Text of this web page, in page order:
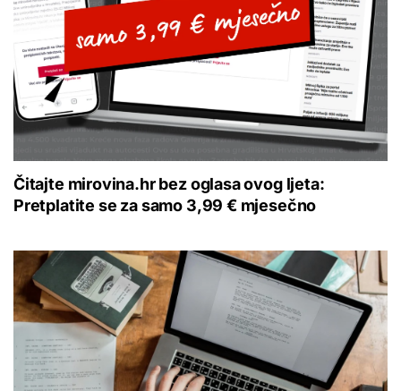
Čitajte mirovina.hr bez oglasa ovog ljeta:
Pretplatite se za samo 3,99 € mjesečno